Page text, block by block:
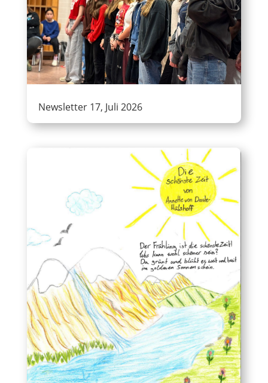
Newsletter 17, Juli 2026